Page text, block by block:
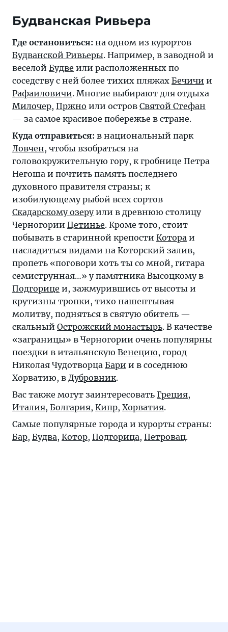
Будванская Ривьера
Где остановиться: на одном из курортов
Будванской Ривьеры. Например, в заводной и
веселой Будве или расположенных по
соседству с ней более тихих пляжах Бечичи и
Рафаиловичи. Многие выбирают для отдыха
Милочер, Пржно или остров Святой Стефан
— за самое красивое побережье в стране.
Куда отправиться: в национальный парк
Ловчен, чтобы взобраться на
головокружительную гору, к гробнице Петра
Негоша и почтить память последнего
духовного правителя страны; к
изобилующему рыбой всех сортов
Скадарскому озеруили в древнюю столицу
Черногории Цетинье. Кроме того, стоит
побывать в старинной крепости Котора и
насладиться видами на Которский залив,
пропеть «поговори хоть ты со мной, гитара
семиструнная…» у памятника Высоцкому в
Подгорице и, зажмурившись от высоты и
крутизны тропки, тихо нашептывая
молитву, подняться в святую обитель —
скальный Острожский монастырь. В качестве
«заграницы» в Черногории очень популярны
поездки в итальянскую Венецию, город
Николая Чудотворца Бари и в соседнюю
Хорватию, в Дубровник.
Вас также могут заинтересовать Греция,
Италия, Болгария, Кипр, Хорватия.
Самые популярные города и курорты страны:
Бар, Будва, Котор, Подгорица, Петровац.